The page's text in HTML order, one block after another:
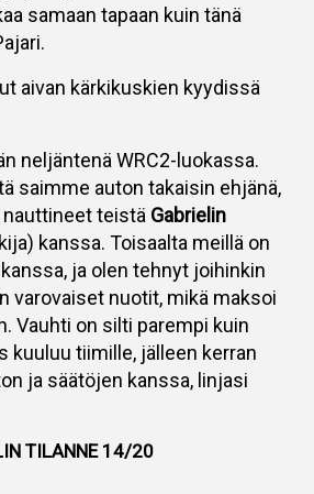
samaan tapaan kuin tänä
aivan kärkikuskien kyydissä
neljäntenä WRC2-luokassa.
saimme auton takaisin ehjänä,
teistä Gabrielin
kanssa. Toisaalta meillä on
ja olen tehnyt joihinkin
varovaiset nuotit, mikä maksoi
Vauhti on silti parempi kuin
kuuluu tiimille, jälleen kerran
ja säätöjen kanssa, linjasi
TILANNE 14/20